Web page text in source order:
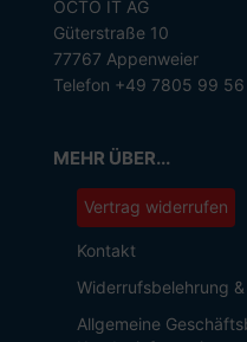
OCTO IT AG
Güterstraße 10
77767 Appenweier
Telefon +49 7805 99 56
MEHR ÜBER...
Vertrag widerrufen
Kontakt
Widerrufsbelehrung
Allgemeine